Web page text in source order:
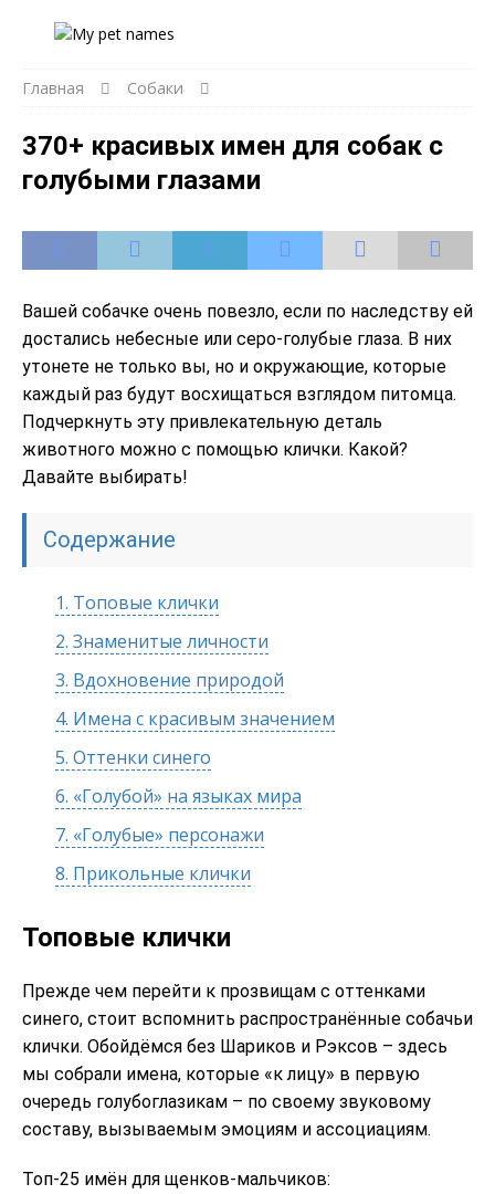
Главная Собаки
370+ красивых имен для собак с
голубыми глазами
Вашей собачке очень повезло, если по наследству ей
достались небесные или серо-голубые глаза. В них
утонете не только вы, но и окружающие, которые
каждый раз будут восхищаться взглядом питомца.
Подчеркнуть эту привлекательную деталь
животного можно с помощью клички. Какой?
Давайте выбирать!
Содержание
1. Топовые клички
2. Знаменитые личности
3. Вдохновение природой
4. Имена с красивым значением
5. Оттенки синего
6. «Голубой» на языках мира
7. «Голубые» персонажи
8. Прикольные клички
Топовые клички
Прежде чем перейти к прозвищам с оттенками
синего, стоит вспомнить распространённые собачьи
клички. Обойдёмся без Шариков и Рэксов – здесь
мы собрали имена, которые «к лицу» в первую
очередь голубоглазикам – по своему звуковому
составу, вызываемым эмоциям и ассоциациям.
Топ-25 имён для щенков-мальчиков: